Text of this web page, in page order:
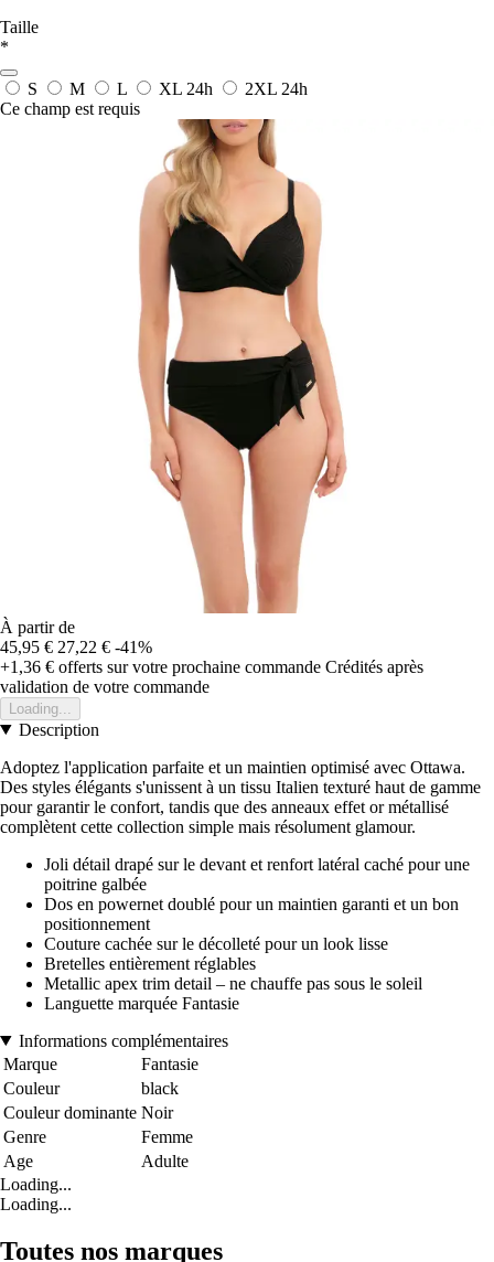
Taille
*
S M L XL 24h 2XL 24h
Ce champ est requis
À partir de
45,95 € 27,22 € -41%
+1,36 € offerts sur votre prochaine commande Crédités après
validation de votre commande
Loading...
Description
Adoptez l'application parfaite et un maintien optimisé avec Ottawa.
Des styles élégants s'unissent à un tissu Italien texturé haut de gamme
pour garantir le confort, tandis que des anneaux effet or métallisé
complètent cette collection simple mais résolument glamour.
Joli détail drapé sur le devant et renfort latéral caché pour une
poitrine galbée
Dos en powernet doublé pour un maintien garanti et un bon
positionnement
Couture cachée sur le décolleté pour un look lisse
Bretelles entièrement réglables
Metallic apex trim detail – ne chauffe pas sous le soleil
Languette marquée Fantasie
Informations complémentaires
Marque
Fantasie
Couleur
black
Couleur dominante Noir
Genre
Femme
Age
Adulte
Loading...
Loading...
Toutes nos marques